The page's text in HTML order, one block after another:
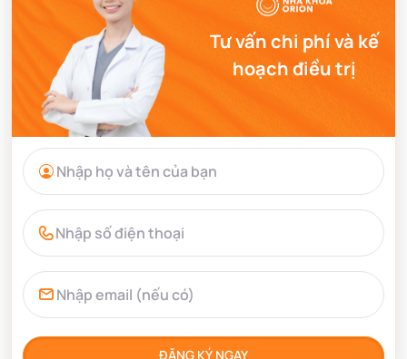
Tư vấn chi phí và kế
hoạch điều trị
ĐĂNG KÝ NGAY